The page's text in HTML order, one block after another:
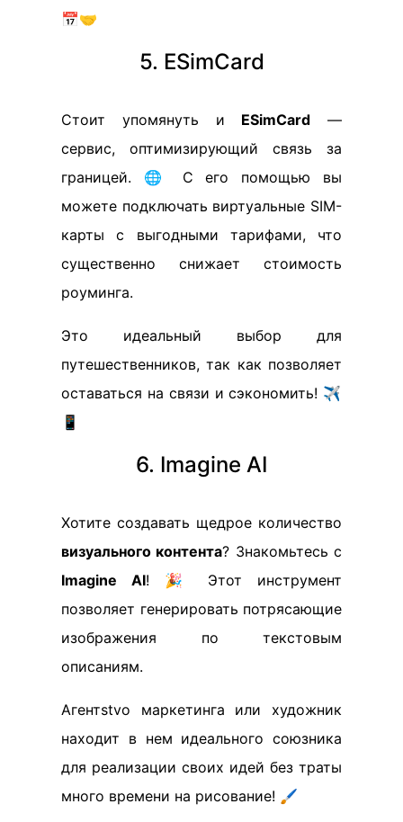
📅🤝
5. ESimCard
Стоит упомянуть и ESimCard —
сервис, оптимизирующий связь за
границей. 🌐 С его помощью вы
можете подключать виртуальные SIM-
карты с выгодными тарифами, что
существенно снижает стоимость
роуминга.
Это идеальный выбор для
путешественников, так как позволяет
оставаться на связи и сэкономить! ✈️
📱
6. Imagine AI
Хотите создавать щедрое количество
визуального контента? Знакомьтесь с
Imagine AI! 🎉 Этот инструмент
позволяет генерировать потрясающие
изображения по текстовым
описаниям.
Агентstvo маркетинга или художник
находит в нем идеального союзника
для реализации своих идей без траты
много времени на рисование! 🖌️